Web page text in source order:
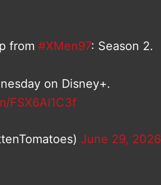
from #XMen97: Season 2.
on Disney+.
FSX6AI1C3f
June 29, 2026